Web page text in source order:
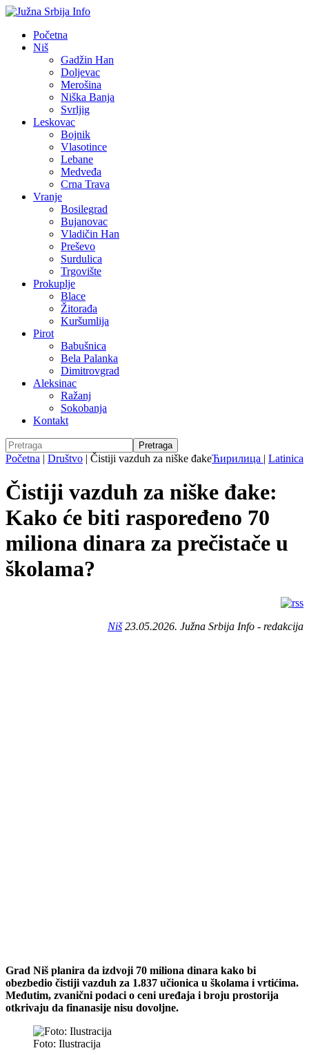
Početna
Niš
Gadžin Han
Doljevac
Merošina
Niška Banja
Svrljig
Leskovac
Bojnik
Vlasotince
Lebane
Medveđa
Crna Trava
Vranje
Bosilegrad
Bujanovac
Vladičin Han
Preševo
Surdulica
Trgovište
Prokuplje
Blace
Žitorađa
Kuršumlija
Pirot
Babušnica
Bela Palanka
Dimitrovgrad
Aleksinac
Ražanj
Sokobanja
Kontakt
Ћирилица | Latinica
Početna | Društvo | Čistiji vazduh za niške đake
Čistiji vazduh za niške đake:
Kako će biti raspoređeno 70
miliona dinara za prečistače u
školama?
Niš23.05.2026. Južna Srbija Info - redakcija
Grad Niš planira da izdvoji 70 miliona dinara kako bi
obezbedio čistiji vazduh za 1.837 učionica u školama i vrtićima.
Međutim, zvanični podaci o ceni uređaja i broju prostorija
otkrivaju da finanasije nisu dovoljne.
Foto: Ilustracija